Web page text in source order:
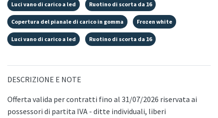
Luci vano di carico a led Ruotino di scorta da 16
Copertura del pianale di carico in gomma Frozen white
Luci vano di carico a led Ruotino di scorta da 16
DESCRIZIONE E NOTE
Offerta valida per contratti fino al 31/07/2026 riservata ai
possessori di partita IVA - ditte individuali, liberi